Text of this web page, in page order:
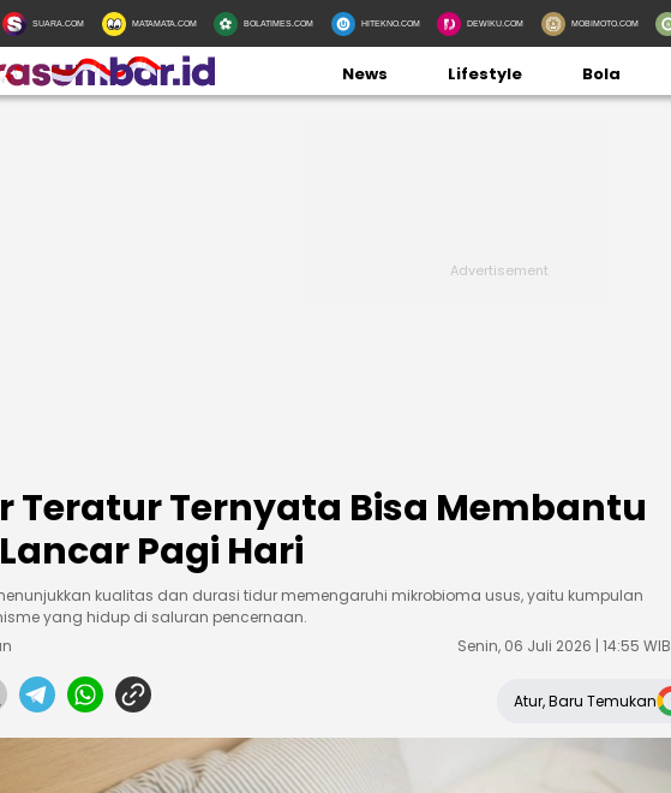
SUARA.COM MATAMATA.COM BOLATIMES.COM HITEKNO.COM DEWIKU.COM MOBIMOTO.COM
News Lifestyle Bola
Teratur Ternyata Bisa Membantu
Pagi Hari
kualitas dan durasi tidur memengaruhi mikrobioma usus, yaitu kumpulan
yang hidup di saluran pencernaan.
Senin, 06 Juli 2026 | 14:55 WIB
Atur, Baru Temukan